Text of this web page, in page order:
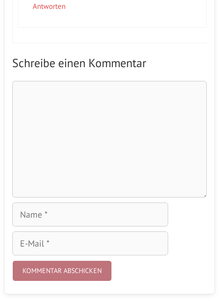
Antworten
Schreibe einen Kommentar
Name
Mail